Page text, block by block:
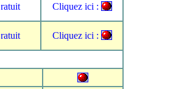
Cliquez ici :
Cliquez ici :